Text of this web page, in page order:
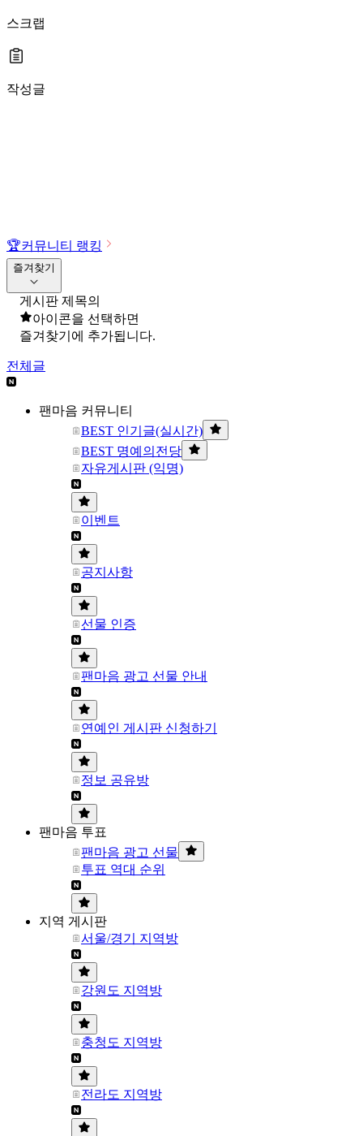
스크랩
작성글
🏆커뮤니티 랭킹
즐겨찾기
게시판 제목의
아이콘을 선택하면
즐겨찾기에 추가됩니다.
전체글
팬마음 커뮤니티
BEST 인기글(실시간)
BEST 명예의전당
자유게시판 (익명)
이벤트
공지사항
선물 인증
팬마음 광고 선물 안내
연예인 게시판 신청하기
정보 공유방
팬마음 투표
팬마음 광고 선물
투표 역대 순위
지역 게시판
서울/경기 지역방
강원도 지역방
충청도 지역방
전라도 지역방